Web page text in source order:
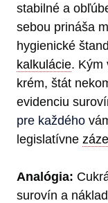
stabilné a
sebou prináša
hygienické
kalkulácie. Kým
krém, štát
evidenciu
pre každého
legislatívne
Analógia:
surovín a